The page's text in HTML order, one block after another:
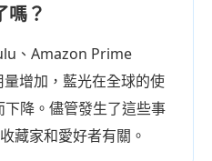
嗎？
、Amazon Prime
增加，藍光在全球的使
降。儘管發生了這些事
藏家和愛好者有關。